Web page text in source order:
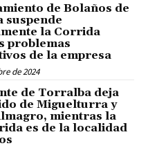
de Bolaños de
suspende
la Corrida
problemas
de la empresa
de 2024
de Torralba deja
de Miguelturra y
mientras la
es de la localidad